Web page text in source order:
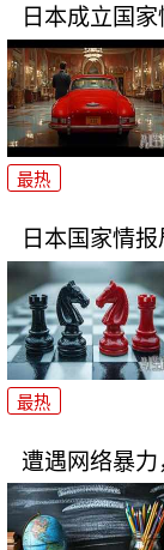
日本成立国
最热
日本国家情
最热
遭遇网络暴